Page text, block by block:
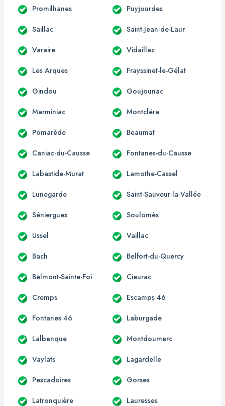
Promilhanes Puyjourdes
Saillac Saint-Jean-de-Laur
Varaire Vidaillac
Les Arques Frayssinet-le-Gélat
Gindou Goujounac
Marminiac Montcléra
Pomarède Beaumat
Caniac-du-Causse Fontanes-du-Causse
Labastide-Murat Lamothe-Cassel
Lunegarde Saint-Sauveur-la-Vallée
Séniergues Soulomès
Ussel Vaillac
Bach Belfort-du-Quercy
Belmont-Sainte-Foi Cieurac
Cremps Escamps 46
Fontanes 46 Laburgade
Lalbenque Montdoumerc
Vaylats Lagardelle
Pescadoires Gorses
Latronquière Lauresses